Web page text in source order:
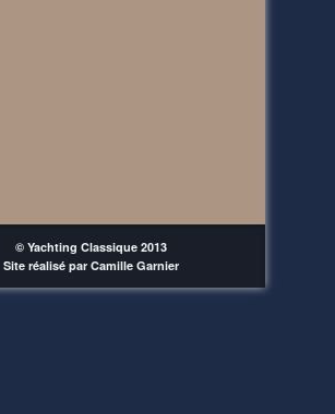
© Yachting Classique 2013
Site réalisé par Camille Garnier